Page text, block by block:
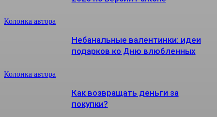
Колонка автора
Колонка автора
Небанальные валентинки: идеи
подарков ко Дню влюбленных
Как возвращать деньги за
покупки?